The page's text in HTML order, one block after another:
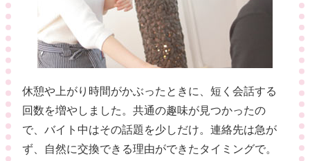
休憩や上がり時間がかぶったときに、短く会話する
回数を増やしました。共通の趣味が見つかったの
で、バイト中はその話題を少しだけ。連絡先は急が
ず、自然に交換できる理由ができたタイミングで。